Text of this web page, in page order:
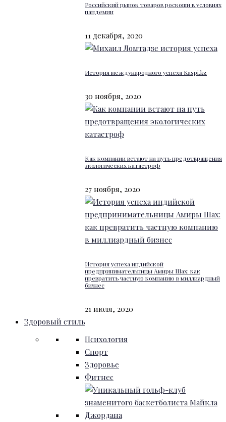
Российский рынок товаров роскоши в условиях
пандемии
11 декабря, 2020
История международного успеха Kaspi.kz
30 ноября, 2020
Как компании встают на путь предотвращения
экологических катастроф
27 ноября, 2020
История успеха индийской
предпринимательницы Амиры Шах: как
превратить частную компанию в миллиардный
бизнес
21 июля, 2020
Здоровый стиль
Психология
Спорт
Здоровье
Фитнес